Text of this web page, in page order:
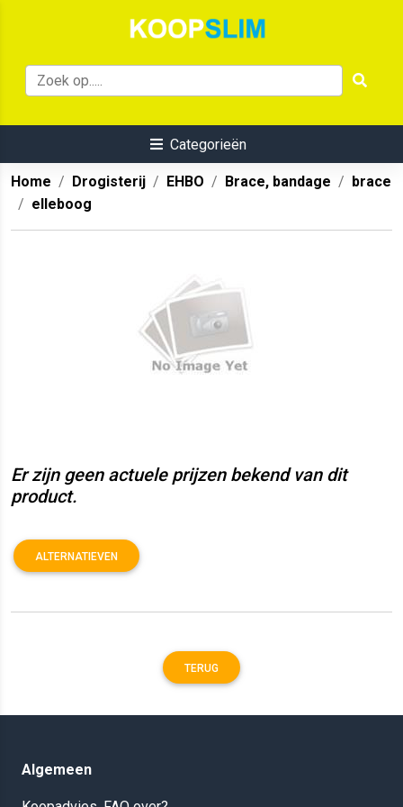
Categorieën
Home Drogisterij EHBO Brace, bandage
brace
elleboog
Er zijn geen actuele prijzen bekend van dit
product.
ALTERNATIEVEN
TERUG
Algemeen